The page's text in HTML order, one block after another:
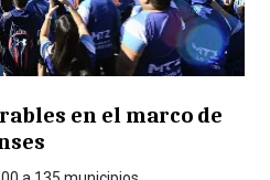
en el marco de